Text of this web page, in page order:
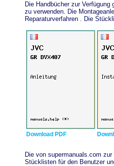
Die Handbücher zur
zu verwenden. Die
Reparaturverfahren . Die
Download PDF
Die von supermanuals.com
Stücklisten für den Benutzer